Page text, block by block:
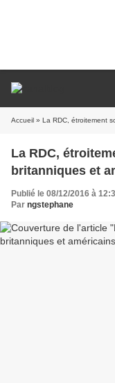
Accueil » La RDC, étroitement
La RDC,
britanniques et
Publié le 08/12/2016 à
Par ngstephane